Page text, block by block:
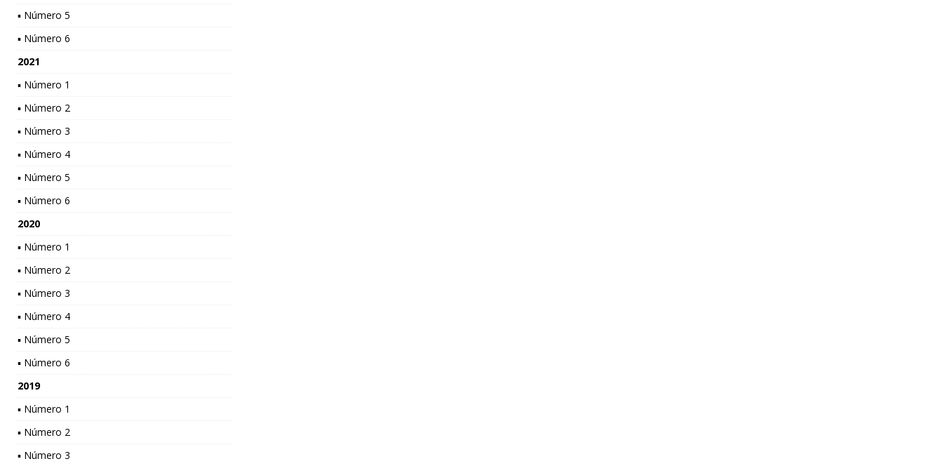
▪ Número 5
▪ Número 6
2021
▪ Número 1
▪ Número 2
▪ Número 3
▪ Número 4
▪ Número 5
▪ Número 6
2020
▪ Número 1
▪ Número 2
▪ Número 3
▪ Número 4
▪ Número 5
▪ Número 6
2019
▪ Número 1
▪ Número 2
▪ Número 3